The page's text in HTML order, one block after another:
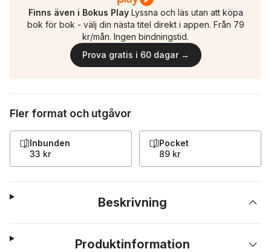
Finns även i Bokus Play Lyssna och läs utan att köpa
bok för bok - välj din nästa titel direkt i appen. Från 79
kr/mån. Ingen bindningstid.
Prova gratis i 60 dagar →
Fler format och utgåvor
Inbunden
33 kr
Pocket
89 kr
Beskrivning
Produktinformation